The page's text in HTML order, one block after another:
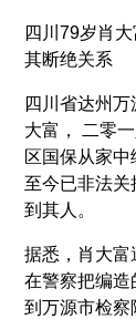
四川79岁肖
其断绝关系
四川省达州
大富， 二零
区国保从家
至今已非法关
到其人。
据悉，肖大富
在警察把编造
到万源市检察